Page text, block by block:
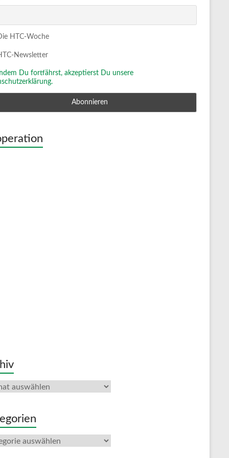
HTC-Woche
Newsletter
Indem Du fortfährst, akzeptierst Du unsere